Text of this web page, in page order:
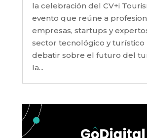
la celebración del CV+i
evento que reúne a
empresas, startups y
sector tecnológico y turístico
debatir sobre el futuro del
la...